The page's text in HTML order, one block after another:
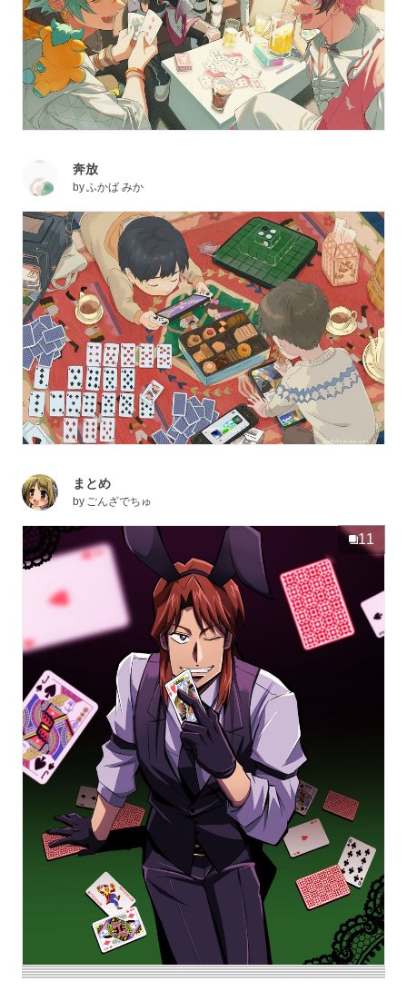
奔放
byふかば みか
まとめ
by ごんざでちゅ
11